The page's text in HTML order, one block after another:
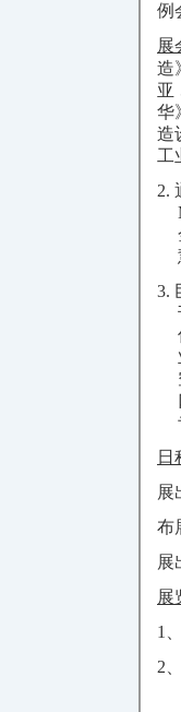
例
展
造
亚
华
造
工
2.
3.
日
展
布
展
展
1
2